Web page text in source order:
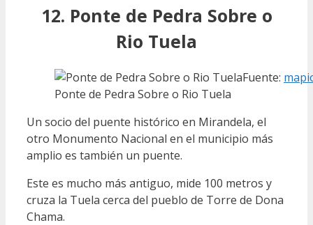
12. Ponte de Pedra Sobre o
Rio Tuela
Fuente:
Ponte de Pedra Sobre o Rio Tuela
Un socio del puente histórico en Mirandela, el
otro Monumento Nacional en el municipio más
amplio es también un puente.
Este es mucho más antiguo, mide 100 metros y
cruza la Tuela cerca del pueblo de Torre de Dona
Chama.